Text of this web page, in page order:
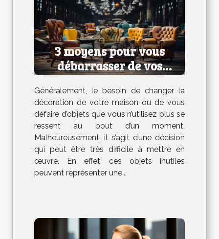
3 moyens pour vous
débarrasser de vos
anciens meubles
Généralement, le besoin de changer la
décoration de votre maison ou de vous
défaire d’objets que vous n’utilisez plus se
ressent au bout d’un moment.
Malheureusement, il s’agit d’une décision
qui peut être très difficile à mettre en
œuvre. En effet, ces objets inutiles
peuvent représenter une...